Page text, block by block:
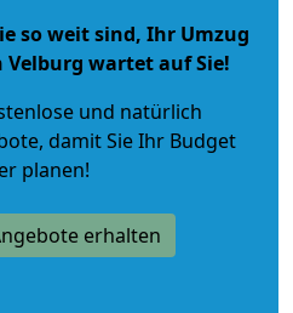
so weit sind, Ihr Umzug
wartet auf Sie!
und natürlich
, damit Sie Ihr Budget
planen!
erhalten